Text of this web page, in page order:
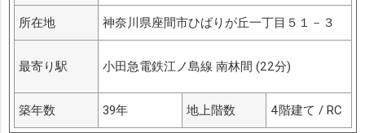
所在地 神奈川県座間市ひばりが丘一丁目５１－３
最寄り駅 小田急電鉄江ノ島線 南林間 (22分)
築年数 39年 地上階数 4階建て / RC